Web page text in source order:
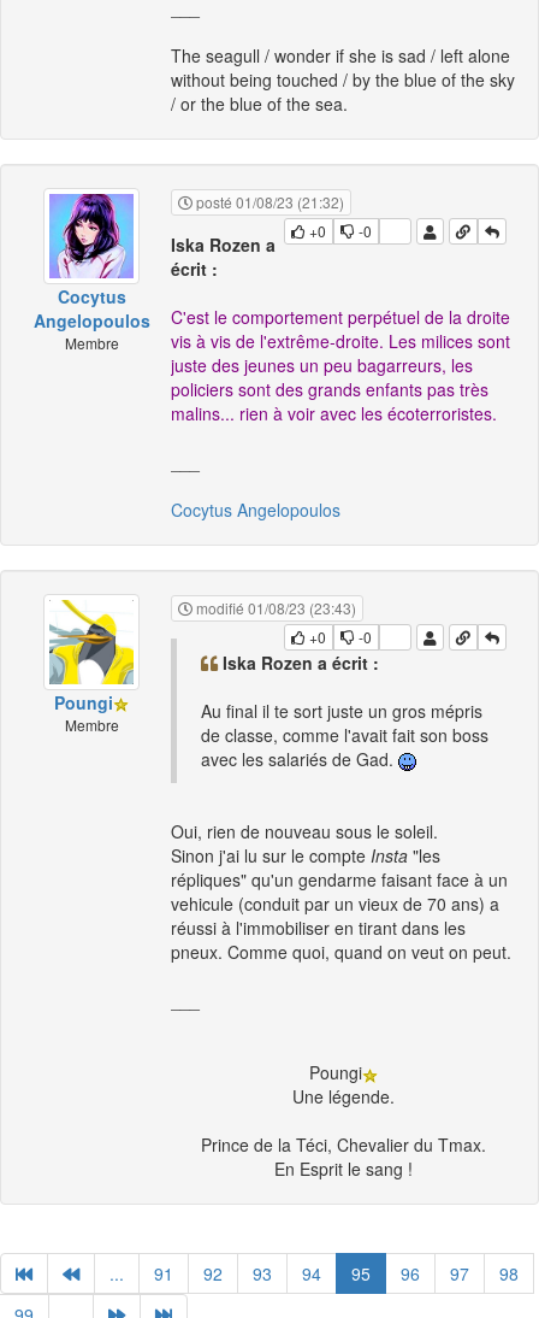
The seagull / wonder if she is sad / left alone
without being touched / by the blue of the sky
/ or the blue of the sea.
Cocytus
Angelopoulos
Membre
posté 01/08/23 (21:32)
+0
-0
Iska Rozen a
écrit :
C'est le comportement perpétuel de la droite
vis à vis de l'extrême-droite. Les milices sont
juste des jeunes un peu bagarreurs, les
policiers sont des grands enfants pas très
malins... rien à voir avec les écoterroristes.
Cocytus Angelopoulos
Poungi
Membre
modifié 01/08/23 (23:43)
+0
-0
Iska Rozen a écrit :
Au final il te sort juste un gros mépris
de classe, comme l'avait fait son boss
avec les salariés de Gad.
Oui, rien de nouveau sous le soleil.
Sinon j'ai lu sur le compte Insta "les
répliques" qu'un gendarme faisant face à un
vehicule (conduit par un vieux de 70 ans) a
réussi à l'immobiliser en tirant dans les
pneux. Comme quoi, quand on veut on peut.
Poungi
Une légende.
Prince de la Téci, Chevalier du Tmax.
En Esprit le sang !
... 91 92 93 94 95 96 97
98